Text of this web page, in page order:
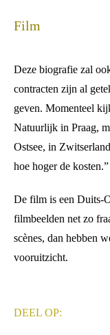
Film
Deze biografie zal
contracten zijn al
geven. Momenteel
Natuurlijk in Praag,
Ostsee, in
hoe hoger de kosten.”
De film is een Duits-
filmbeelden net zo
scènes, dan hebben
vooruitzicht.